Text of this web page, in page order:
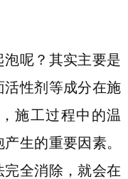
呢？其实主要是
性剂等成分在施
施工过程中的温
生的重要因素。
全消除，就会在